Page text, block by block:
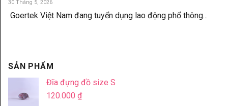
30 Tháng 5, 2026
Goertek Việt Nam đang tuyển dụng lao động phổ thông...
SẢN PHẨM
Đĩa đựng đồ size S
120.000 ₫